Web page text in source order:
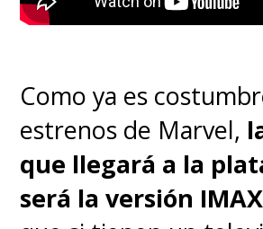
Como ya es
estrenos de Marvel,
que llegará a la
será la versión IMAX